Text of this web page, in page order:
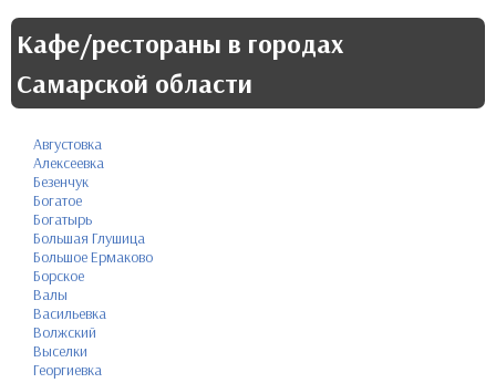
Кафе/рестораны в городах
Самарской области
Августовка
Алексеевка
Безенчук
Богатое
Богатырь
Большая Глушица
Большое Ермаково
Борское
Валы
Васильевка
Волжский
Выселки
Георгиевка